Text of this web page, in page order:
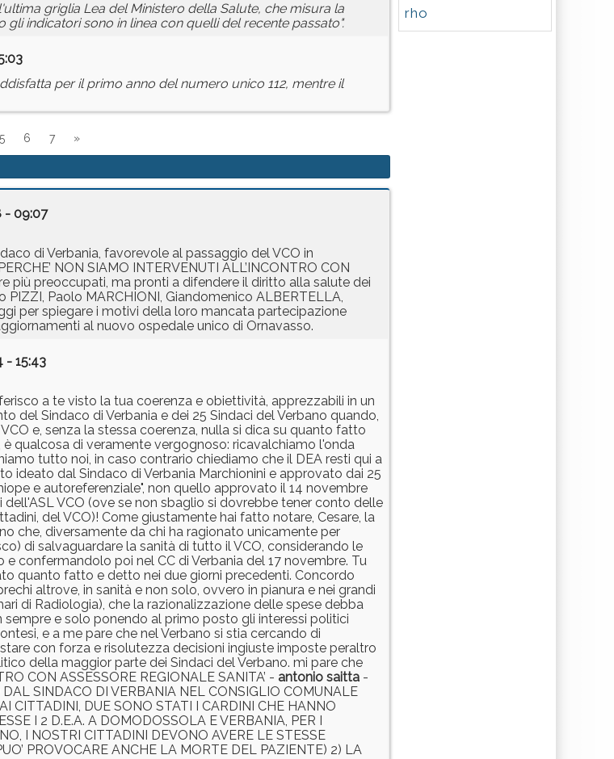
griglia Lea del Ministero della Salute, che misura la
indicatori sono in linea con quelli del recente passato".
per il primo anno del numero unico 112, mentre il
5 6 7 »
- 09:07
di Verbania, favorevole al passaggio del VCO in
NON SIAMO INTERVENUTI ALL’INCONTRO CON
più preoccupati, ma pronti a difendere il diritto alla salute dei
Paolo MARCHIONI, Giandomenico ALBERTELLA,
per spiegare i motivi della loro mancata partecipazione
al nuovo ospedale unico di Ornavasso.
- 15:43
a te visto la tua coerenza e obiettività, apprezzabili in un
Sindaco di Verbania e dei 25 Sindaci del Verbano quando,
e, senza la stessa coerenza, nulla si dica su quanto fatto
qualcosa di veramente vergognoso: ricavalchiamo l'onda
tutto noi, in caso contrario chiediamo che il DEA resti qui a
ideato dal Sindaco di Verbania Marchionini e approvato dai 25
e autoreferenziale", non quello approvato il 14 novembre
VCO (ove se non sbaglio si dovrebbe tener conto delle
del VCO)! Come giustamente hai fatto notare, Cesare, la
che, diversamente da chi ha ragionato unicamente per
di salvaguardare la sanità di tutto il VCO, considerando le
confermandolo poi nel CC di Verbania del 17 novembre. Tu
quanto fatto e detto nei due giorni precedenti. Concordo
altrove, in sanità e non solo, ovvero in pianura e nei grandi
di Radiologia), che la razionalizzazione delle spese debba
e solo ponendo al primo posto gli interessi politici
e a me pare che nel Verbano si stia cercando di
con forza e risolutezza decisioni ingiuste imposte peraltro
della maggior parte dei Sindaci del Verbano. mi pare che
CON ASSESSORE REGIONALE SANITA’ - antonio saitta -
SINDACO DI VERBANIA NEL CONSIGLIO COMUNALE
CITTADINI, DUE SONO STATI I CARDINI CHE HANNO
I 2 D.E.A. A DOMODOSSOLA E VERBANIA, PER I
I NOSTRI CITTADINI DEVONO AVERE LE STESSE
PROVOCARE ANCHE LA MORTE DEL PAZIENTE) 2) LA
rho